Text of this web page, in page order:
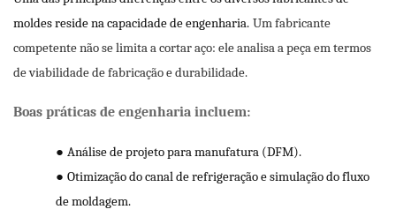
moldes reside na capacidade de engenharia. Um fabricante
competente não se limita a cortar aço: ele analisa a peça em termos
de viabilidade de fabricação e durabilidade.
Boas práticas de engenharia incluem:
● Análise de projeto para manufatura (DFM).
● Otimização do canal de refrigeração e simulação do fluxo
de moldagem.